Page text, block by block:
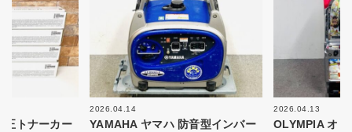
梱包
ガイド
法人の
お客様へ
トナーカー
2026.04.14
YAMAHA ヤマハ 防音型インバー
2026.04.13
OLYMPIA オ